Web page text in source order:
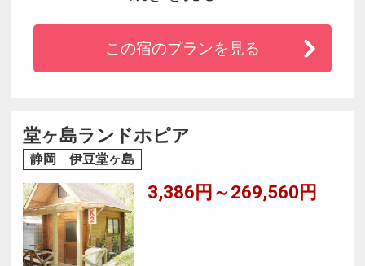
□ 最上階の露天風呂はまさに海に浮かぶ風呂。
富士山一望の貸切露天風呂も☆
□ 夕食は漁場豊かな戸田らしい、鮮度自慢の豪
この宿のプランを見る
堂ヶ島ランドホピア
静岡 伊豆堂ヶ島
3,386円～269,560円